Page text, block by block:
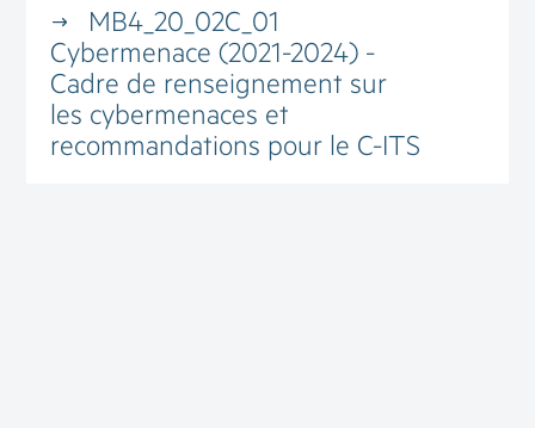
MB4_20_02C_01
Cybermenace (2021-2024) -
Cadre de renseignement sur
les cybermenaces et
recommandations pour le C-ITS